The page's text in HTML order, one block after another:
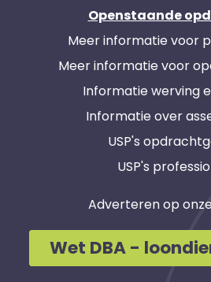
Openstaande
Meer informatie voor
Meer informatie voor
Informatie werving
Informatie over
USP's
USP's
Adverteren op
Wet DBA -